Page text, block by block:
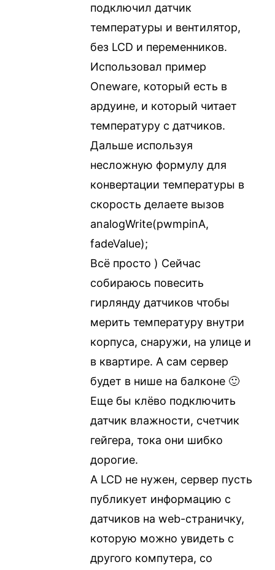
подключил датчик
температуры и вентилятор,
без LCD и переменников.
Использовал пример
Oneware, который есть в
ардуине, и который читает
температуру с датчиков.
Дальше используя
несложную формулу для
конвертации температуры в
скорость делаете вызов
analogWrite(pwmpinA,
fadeValue);
Всё просто ) Сейчас
собираюсь повесить
гирлянду датчиков чтобы
мерить температуру внутри
корпуса, снаружи, на улице и
в квартире. А сам сервер
будет в нише на балконе 🙂
Еще бы клёво подключить
датчик влажности, счетчик
гейгера, тока они шибко
дорогие.
А LCD не нужен, сервер пусть
публикует информацию с
датчиков на web-страничку,
которую можно увидеть с
другого компутера, со